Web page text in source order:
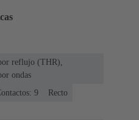
reflujo (THR),
ondas
9
Recto